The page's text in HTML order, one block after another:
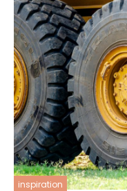
inspiration